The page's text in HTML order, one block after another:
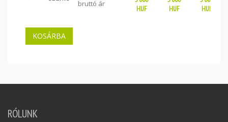
bruttó ár
HUF
HUF
HUF
RÓLUNK